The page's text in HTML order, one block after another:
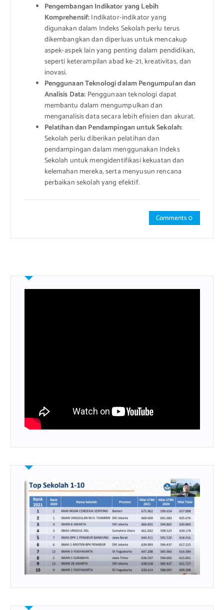
Pengembangan Indikator yang Lebih
Komprehensif:Indikator-indikator yang
digunakan dalam Indeks Sekolah perlu terus
dikembangkan dan diperluas untuk mencakup
aspek-aspek lain yang penting dalam pendidikan,
seperti keterampilan abad ke-21, kreativitas, dan
inovasi.
Penggunaan Teknologi dalam Pengumpulan dan
Analisis Data: Penggunaan teknologi dapat
membantu dalam mengumpulkan dan
menganalisis data secara lebih efisien dan akurat.
Pelatihan dan Pendampingan untuk Sekolah:
Sekolah perlu diberikan pelatihan dan
pendampingan dalam menggunakan Indeks
Sekolah untuk mengidentifikasi kekuatan dan
kelemahan mereka, serta menyusun rencana
perbaikan sekolah yang efektif.
Comments 0